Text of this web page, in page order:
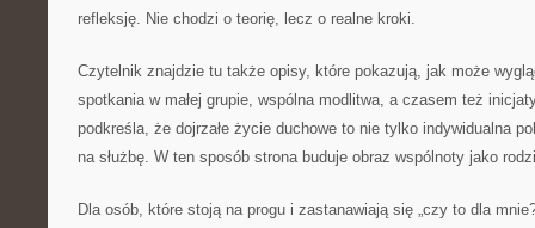
refleksję. Nie chodzi o teorię, lecz o realne kroki.
Czytelnik znajdzie tu także opisy, które pokazują, jak może
spotkania w małej grupie, wspólna modlitwa, a czasem też
podkreśla, że dojrzałe życie duchowe to nie tylko indywidualna
na służbę. W ten sposób strona buduje obraz wspólnoty jako
Dla osób, które stoją na progu i zastanawiają się „czy to dla